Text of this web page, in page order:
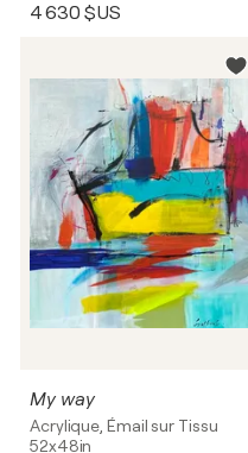
4 630 $US
My way
Acrylique, Émail sur Tissu
52x48in